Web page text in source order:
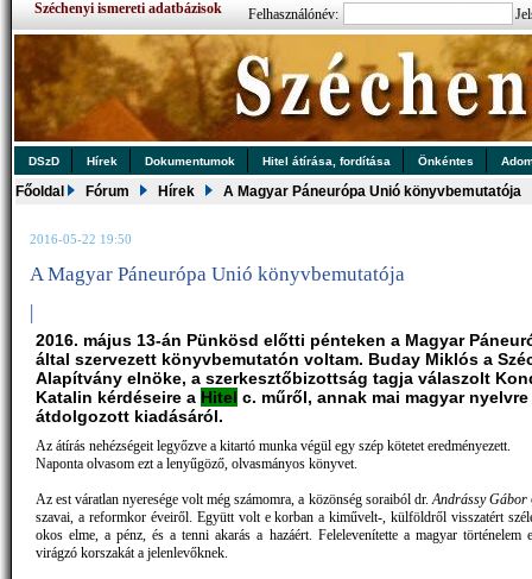
Széchenyi ismereti adatbázisok Felhasználónév:
DSzD Hírek Dokumentumok Hitel átírása, fordítása Önkéntes
Főoldal Fórum Hírek A Magyar Páneurópa Unió könyvbemutatója
2016-05-22 19:50
A Magyar Páneurópa Unió könyvbemutatója
|
2016. május 13-án Pünkösd előtti pénteken a Magyar
által szervezett könyvbemutatón voltam. Buday Miklós a
Alapítvány elnöke, a szerkesztőbizottság tagja válaszolt
Katalin kérdéseire a Hitel c. műről, annak mai magyar nyelvre
átdolgozott kiadásáról.
Az átírás nehézségeit legyőzve a kitartó munka végül egy szép kötetet eredményezett.
Naponta olvasom ezt a lenyűgöző, olvasmányos könyvet.
Az est váratlan nyeresége volt még számomra, a közönség soraiból dr.Andrássy Gábor
szavai, a reformkor éveiről. Együtt volt e korban a kiművelt-, külföldről visszatért
okos elme, a pénz, és a tenni akarás a hazáért. Felelevenítette a magyar történelem
virágzó korszakát a jelenlevőknek.